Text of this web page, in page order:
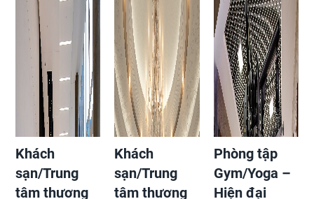
Khách
sạn/Trung
tâm thương
Khách
sạn/Trung
tâm thương
Phòng tập
Gym/Yoga –
Hiện đại